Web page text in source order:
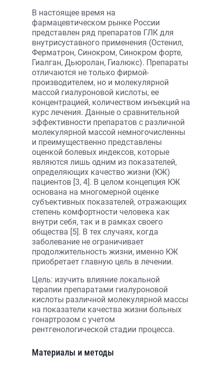
В настоящее время на
фармацевтическом рынке России
представлен ряд препаратов ГЛК для
внутрисуставного применения (Остенил,
Ферматрон, Синокром, Синокром форте,
Гиалган, Дьюролан, Гиалюкс). Препараты
отличаются не только фирмой-
производителем, но и молекулярной
массой гиалуроновой кислоты, ее
концентрацией, количеством инъекций на
курс лечения. Данные о сравнительной
эффективности препаратов с различной
молекулярной массой немногочисленны
и преимущественно представлены
оценкой болевых индексов, которые
являются лишь одним из показателей,
определяющих качество жизни (КЖ)
пациентов [3, 4]. В целом концепция КЖ
основана на многомерной оценке
субъективных показателей, отражающих
степень комфортности человека как
внутри себя, так и в рамках своего
общества [5]. В тех случаях, когда
заболевание не ограничивает
продолжительность жизни, именно КЖ
приобретает главную цель в лечении.
Цель: изучить влияние локальной
терапии препаратами гиалуроновой
кислоты различной молекулярной массы
на показатели качества жизни больных
гонартрозом с учетом
рентгенологической стадии процесса.
Материалы и методы